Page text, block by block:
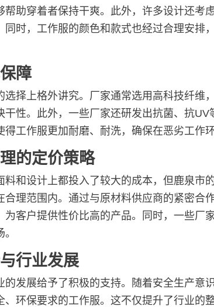
帮助穿着者保持干爽。此外，许多设计还考
时，工作服的颜色和款式也经过合理安排
障
选择上格外讲究。厂家通常选用高科技纤维
性。此外，一些厂家还研发出抗菌、抗UV
工作服更加耐磨、耐洗，确保在恶劣工作
的定价策略
料和设计上都投入了较大的成本，但鹿泉市
合理范围内。通过与原材料供应商的紧密合
客户提供性价比高的产品。同时，一些厂
行业发展
的发展给予了积极的支持。随着安全生产意
、环保要求的工作服。这不仅提升了行业的